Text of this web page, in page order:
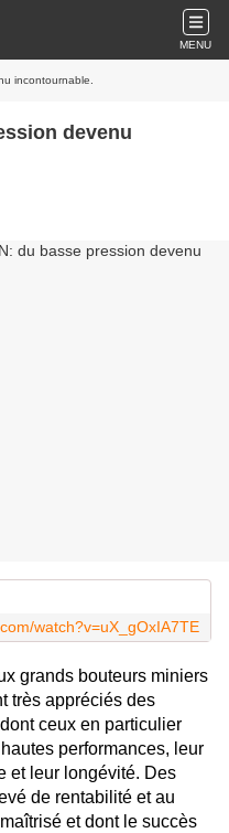
MENU
incontournable.
devenu
watch?v=uX_gOxIA7TE
grands bouteurs miniers
très appréciés des
ceux en particulier
performances, leur
et leur longévité. Des
de rentabilité et au
et dont le succès